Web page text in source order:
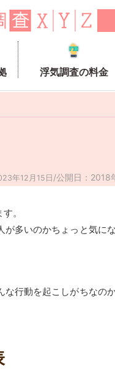
浮気調査の料金
年12月15日 /公開日：2018
。
が多いのかちょっと気に
行動を起こしがちなの